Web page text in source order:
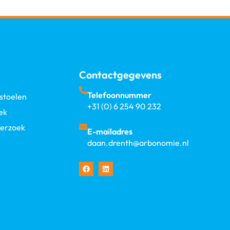
Contactgegevens
Telefoonnummer
+31 (0) 6 254 90 232
E-mailadres
daan.drenth@arbonomie.nl